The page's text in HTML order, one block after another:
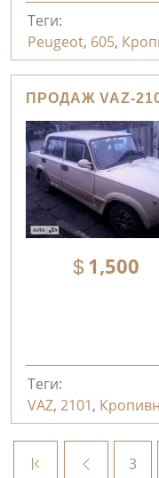
Теги:
Peugeot, 605,
ПРОДАЖ VAZ-
1,500
Теги:
VAZ, 2101,
3